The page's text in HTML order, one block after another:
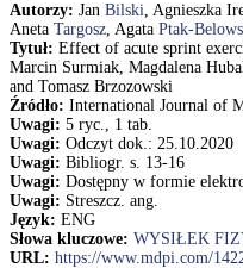
Autorzy: Jan Bilski, Agnieszka
Aneta Targosz, Agata Ptak-
Tytuł: Effect of acute sprint
Marcin Surmiak, Magdalena
and Tomasz Brzozowski
Źródło: International Journal of
Uwagi: 5 ryc., 1 tab.
Uwagi: Odczyt dok.: 25.10.2020
Uwagi: Bibliogr. s. 13-16
Uwagi: Dostępny w formie
Uwagi: Streszcz. ang.
Język: ENG
Słowa kluczowe: WYSIŁEK
URL: https://www.mdpi.com/